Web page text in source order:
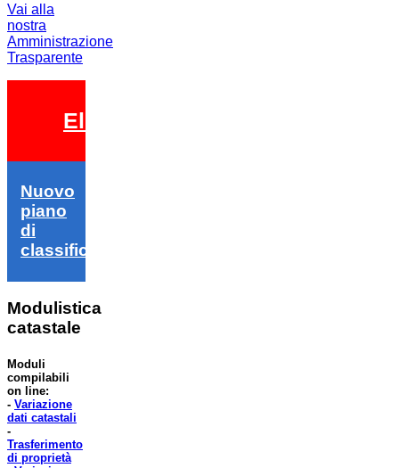
Vai alla
nostra
Amministrazione
Trasparente
Elezioni 2026
Nuovo
piano
di
classifica
Modulistica
catastale
Moduli
compilabili
on line:
- Variazione
dati catastali
-
Trasferimento
di proprietà